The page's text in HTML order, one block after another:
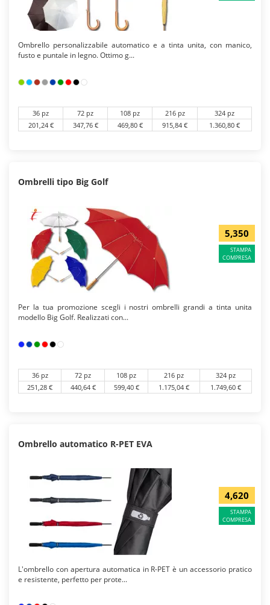
Ombrello personalizzabile automatico e a tinta unita, con manico,
fusto e puntale in legno. Ottimo g...
36 pz 72 pz 108 pz 216 pz
324 pz
201,24 €
347,76 € 469,80 € 915,84 € 1.360,80 €
Ombrelli tipo Big Golf
5,350
STAMPA
COMPRESA
Per la tua promozione scegli i nostri ombrelli grandi a tinta unita
modello Big Golf. Realizzati con...
36 pz 72 pz 108 pz 216 pz
324 pz
251,28 €
440,64 € 599,40 € 1.175,04 € 1.749,60 €
Ombrello automatico R-PET EVA
4,620
STAMPA
COMPRESA
L'ombrello con apertura automatica in R-PET è un accessorio pratico
e resistente, perfetto per prote...